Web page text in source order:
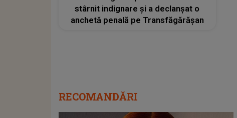
stârnit indignare și a declanșat o
anchetă penală pe Transfăgărășan
RECOMANDĂRI